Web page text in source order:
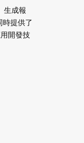
生成報
時提供了
開發技